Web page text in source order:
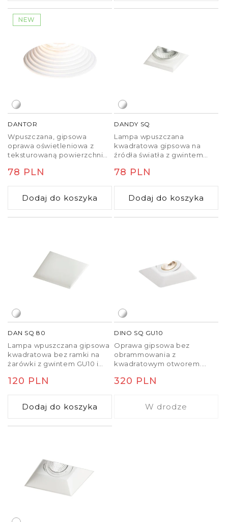
NEW
DANTOR
Wpuszczana, gipsowa
oprawa oświetleniowa z
teksturowaną powierzchnią
Cena
regularna
78 PLN
Dodaj do koszyka
DANDY SQ
Lampa wpuszczana
kwadratowa gipsowa na
źródła światła z gwintem
ramki. Montaż możliwy
Cena
regularna
78 PLN
Dodaj do koszyka
DAN SQ 80
Lampa wpuszczana gipsowa
kwadratowa bez ramki na
żarówki z gwintem GU10 i
satynowego. Lampa jest
Cena
regularna
120 PLN
Dodaj do koszyka
DINO SQ GU10
Oprawa gipsowa bez
obrammowania z
kwadratowym otworem.
za pomocą farb ściennych.
Cena
320 PLN
W drodze